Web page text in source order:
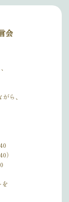
会
ら、
）